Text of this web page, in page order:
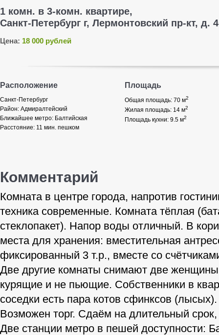
1 комн. в 3-комн. квартире,
Санкт-Петербург г, Лермонтовский пр-кт, д.
Цена: 18 000 рублей
Расположение
Санкт-Петербург
Район: Адмиралтейский
Ближайшее метро: Балтийская
Расстояние: 11 мин. пешком
Площадь
Общая площадь: 70 м2
Жилая площадь: 14 м2
Площадь кухни: 9.5 м2
Комментарий
Комната в центре города, напротив
техника современные. Комната тёплая
стеклопакет). Напор воды отличный. В
места для хранения: вместительная
фиксированный 3 т.р., вместе со
Две другие комнаты снимают две
курящие и не пьющие. Собственники в
соседки есть пара котов сфинксов
Возможен торг. Сдаём на длительный
Две станции метро в пешей доступности: